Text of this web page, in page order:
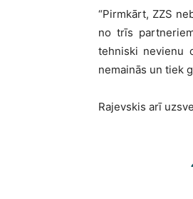
“Pirmkārt, ZZS
no trīs
tehniski nevienu
nemainās un tiek
Rajevskis arī